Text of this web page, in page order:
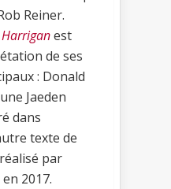
Reiner.
Harriganest
de ses
: Donald
Jaeden
dans
texte de
par
2017.